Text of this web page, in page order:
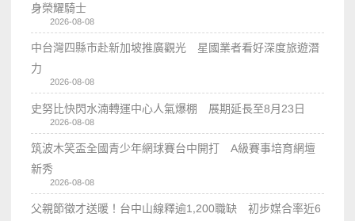
身榮耀騎士
2026-08-08
中台灣四縣市赴新加坡推廣觀光 星國業者看好深度旅遊潛
力
2026-08-08
史努比快閃水湳轉運中心人氣爆棚 展期延長至8月23日
2026-08-08
筑波木笑盃全國青少年網球賽台中開打 A級賽事培育網壇
新秀
2026-08-08
父親節徵才送暖！台中山線釋逾1,200職缺 初步媒合率近6